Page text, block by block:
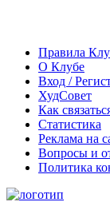
Правила
О Клубе
Вход /
ХудСовет
Как
Статистика
Реклама на
Вопросы и
Политика